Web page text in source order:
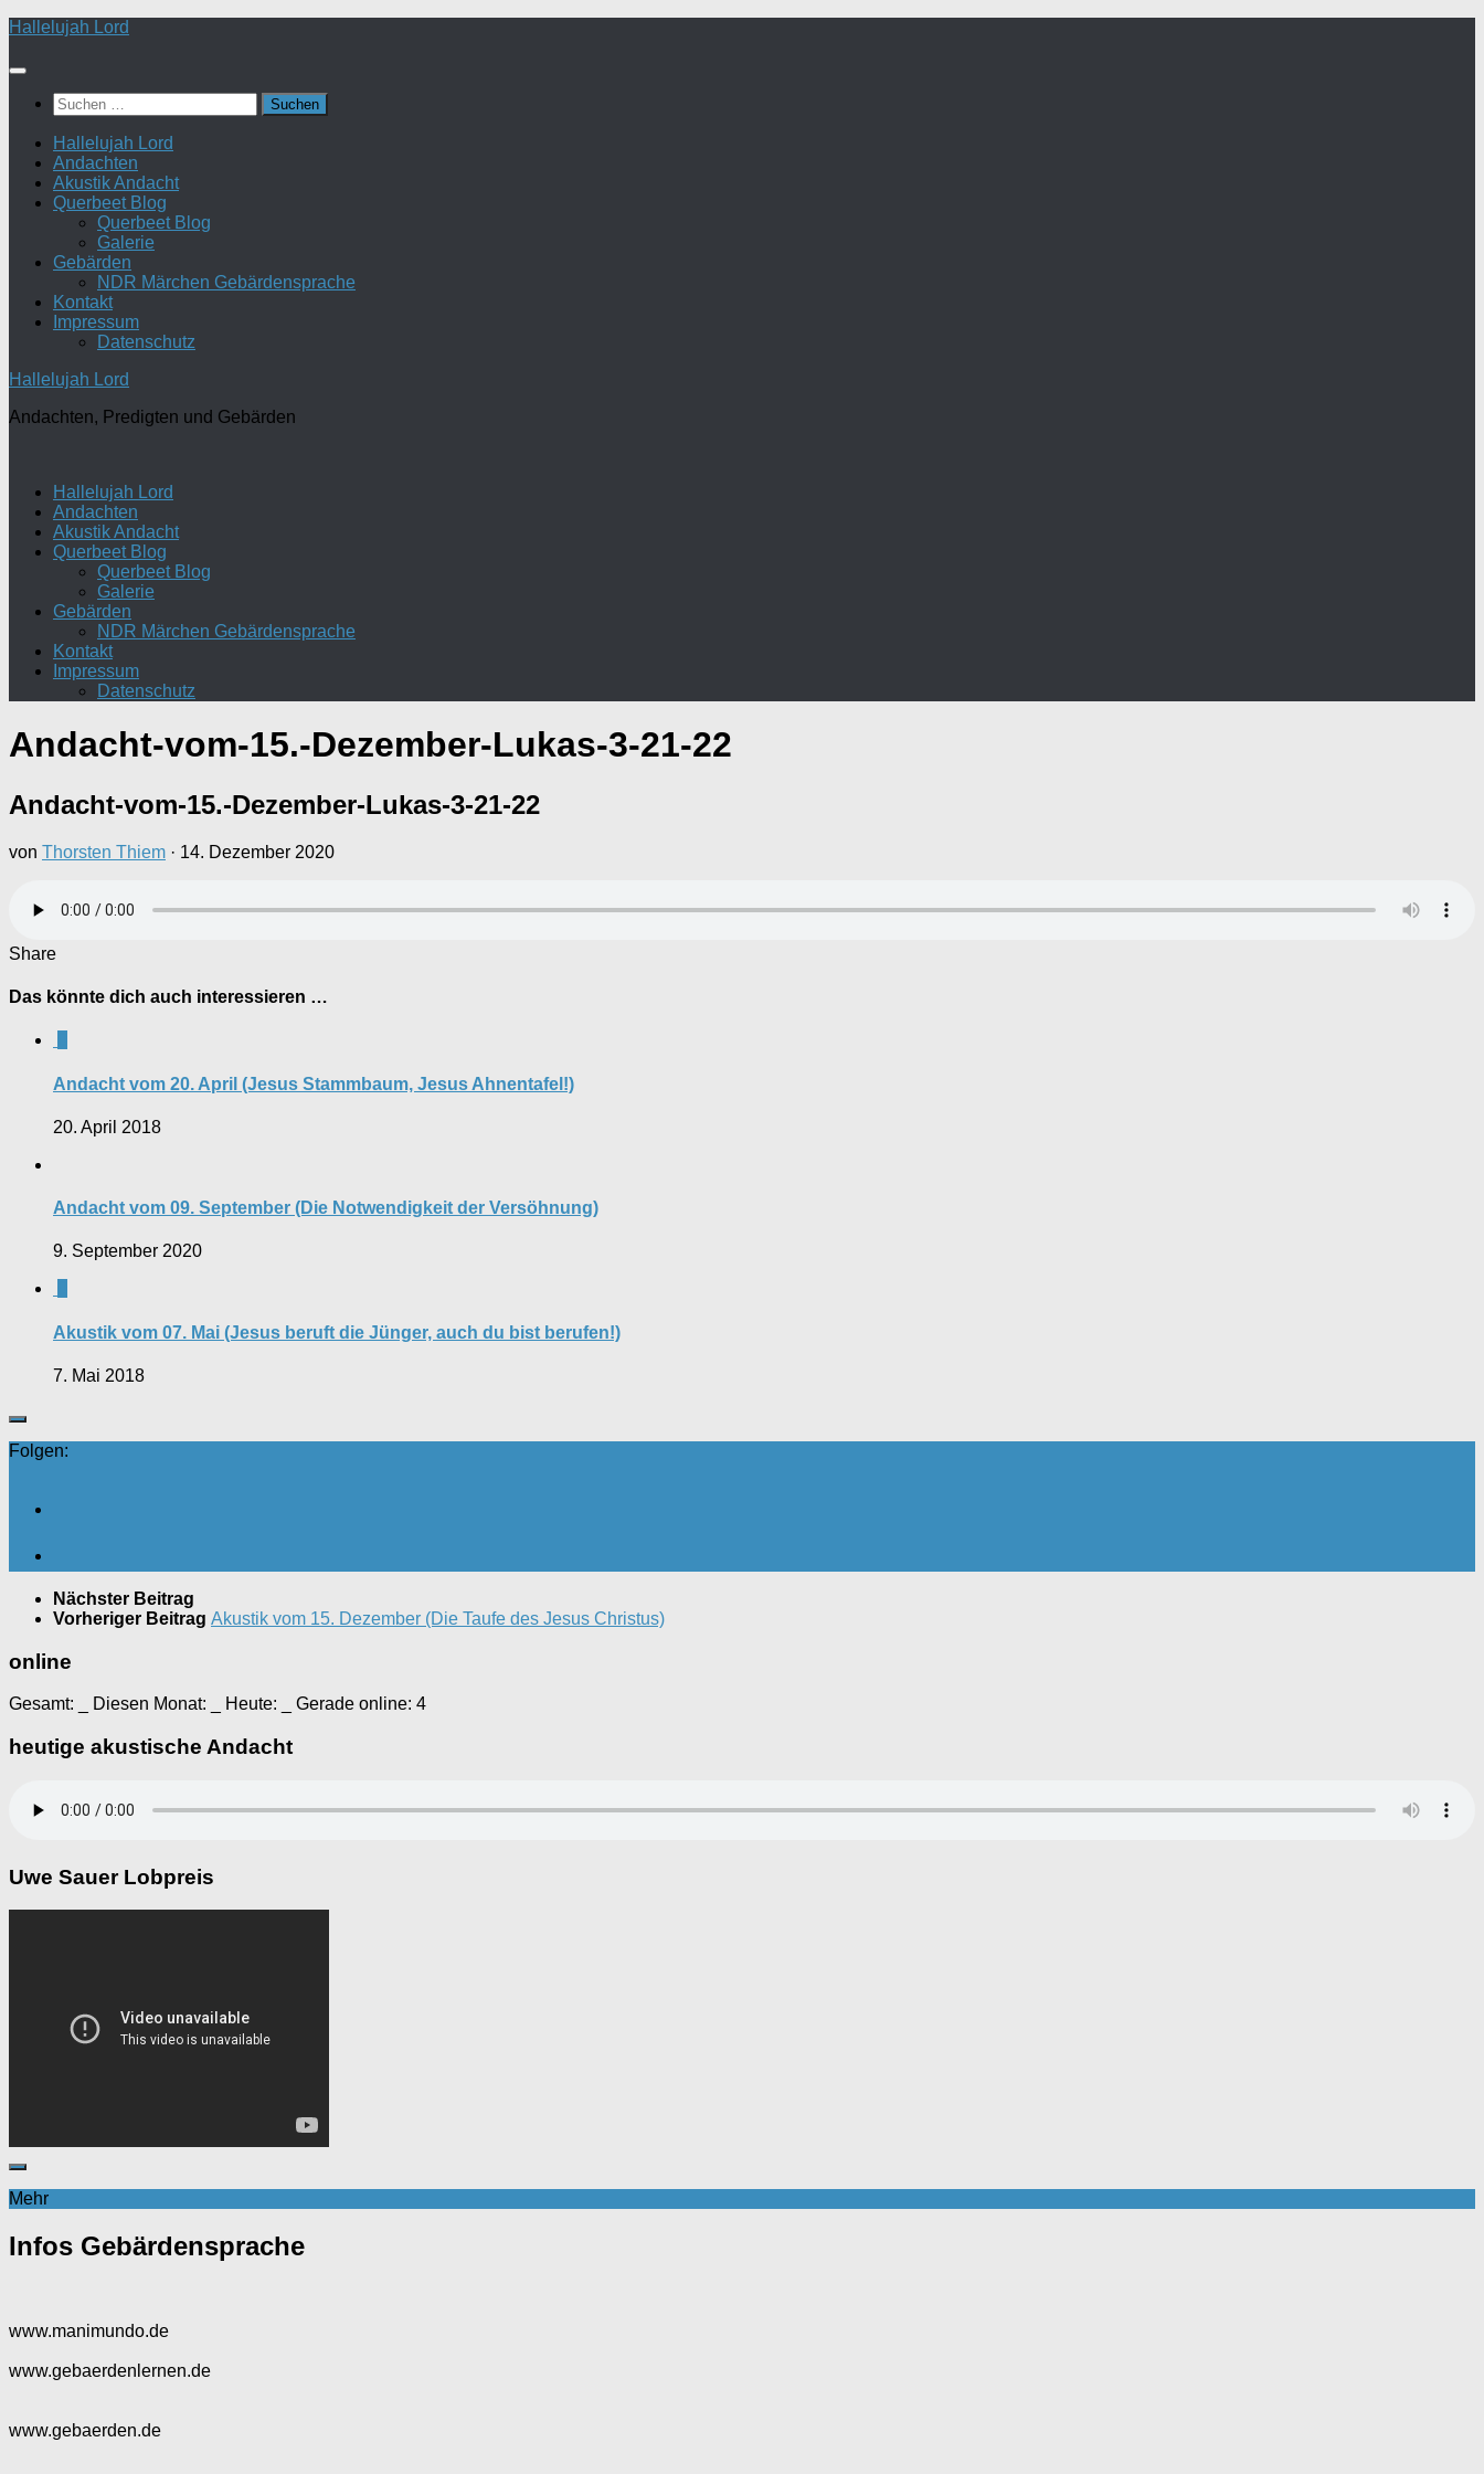
Zum
springen
Hallelujah Lord
Suchen
nach:
Hallelujah Lord
Andachten
Akustik Andacht
Querbeet Blog
Querbeet Blog
Galerie
Gebärden
NDR Märchen Gebärdensprache
Kontakt
Impressum
Datenschutz
Hallelujah Lord
Andachten, Predigten und Gebärden
Hallelujah Lord
Andachten
Akustik Andacht
Querbeet Blog
Querbeet Blog
Galerie
Gebärden
NDR Märchen Gebärdensprache
Kontakt
Impressum
Datenschutz
Andacht-vom-15.-Dezember-Lukas-3-21-22
Andacht-vom-15.-Dezember-Lukas-3-21-22
von Thorsten Thiem · 14. Dezember 2020
Share
Das könnte dich auch interessieren …
Andacht vom 20. April (Jesus Stammbaum, Jesus Ahnentafel!)
20. April 2018
Andacht vom 09. September (Die Notwendigkeit der Versöhnung)
9. September 2020
Akustik vom 07. Mai (Jesus beruft die Jünger, auch du bist berufen!)
7. Mai 2018
Folgen:
Nächster Beitrag
Vorheriger Beitrag Akustik vom 15. Dezember (Die Taufe des Jesus Christus)
online
Gesamt: Diesen Monat: Heute: Gerade online: 4
heutige akustische Andacht
Uwe Sauer Lobpreis
Mehr
Infos Gebärdensprache
www.manimundo.de
www.gebaerdenlernen.de
www.gebaerden.de